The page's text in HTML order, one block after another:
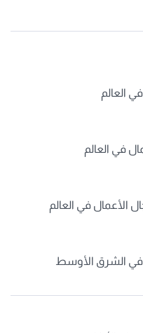
العالم
في العالم
الأعمال في العالم
الشرق الأوسط